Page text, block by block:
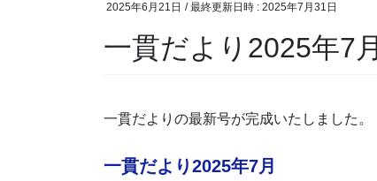
2025年6月21日 / 最終更新日時 : 2025年7月31日
一貫だより2025年7月
一貫だよりの最新号が完成いたしました。
一貫だより2025年7月